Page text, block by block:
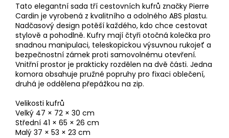
Tato elegantní sada tří cestovních kufrů značky Pierre
Cardin je vyrobená z kvalitního a odolného ABS plastu.
Nadčasový design potěší každého, kdo chce cestovat
stylově a pohodlně. Kufry mají čtyři otočná kolečka pro
snadnou manipulaci, teleskopickou výsuvnou rukojeť a
bezpečnostní zámek proti samovolnému otevření.
Vnitřní prostor je prakticky rozdělen na dvě části. Jedna
komora obsahuje pružné popruhy pro fixaci oblečení,
druhá je oddělena přepážkou na zip.
Velikosti kufrů
Velký 47 × 72 × 30 cm
Střední 41 × 65 × 26 cm
Malý 37 × 53 × 23 cm